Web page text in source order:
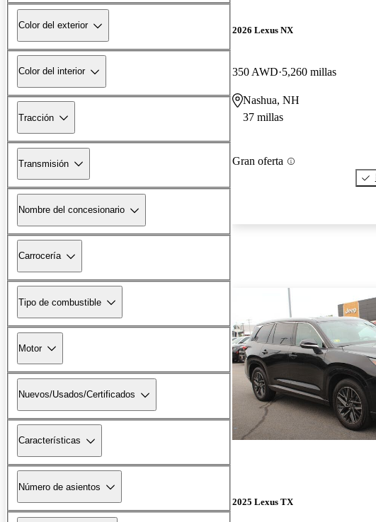
Color del exterior
Color del interior
Tracción
Transmisión
Nombre del concesionario
Carrocería
Tipo de combustible
Motor
Nuevos/Usados/Certificados
Características
Número de asientos
2026 Lexus NX
350 AWD 5,260 millas
Nashua, NH
37 millas
Gran oferta
2025 Lexus TX